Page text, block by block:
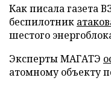
Как писала газета
беспилотник
шестого
Эксперты МАГАТЭ
атомному объекту